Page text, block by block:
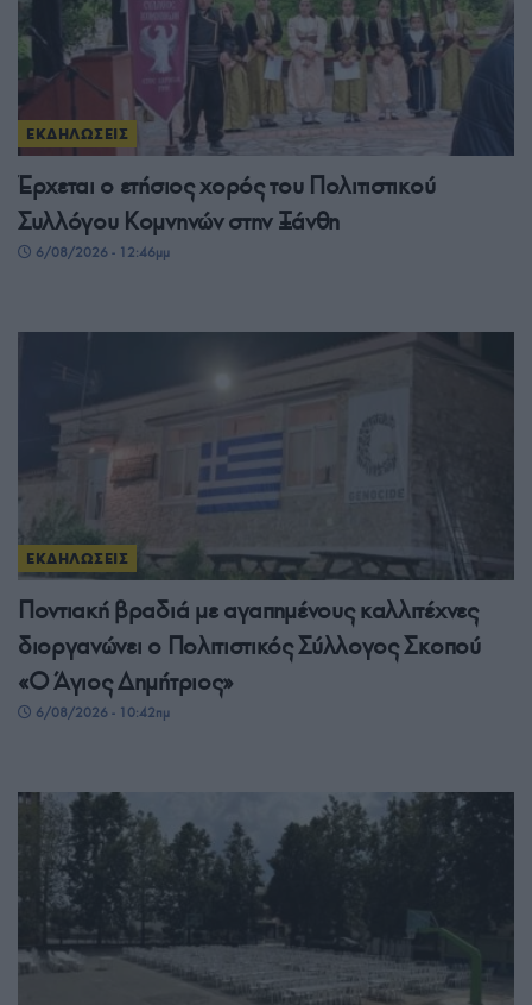
ΕΚΔΗΛΩΣΕΙΣ
Έρχεται ο ετήσιος χορός του Πολιτιστικού
Συλλόγου Κομνηνών στην Ξάνθη
6/08/2026 - 12:46μμ
ΕΚΔΗΛΩΣΕΙΣ
Ποντιακή βραδιά με αγαπημένους καλλιτέχνες
διοργανώνει ο Πολιτιστικός Σύλλογος Σκοπού
«Ο Άγιος Δημήτριος»
6/08/2026 - 10:42πμ